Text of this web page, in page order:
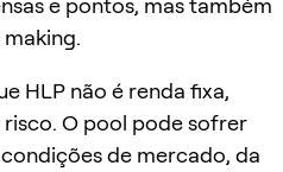
e pontos, mas também
HLP não é renda fixa,
O pool pode sofrer
de mercado, da